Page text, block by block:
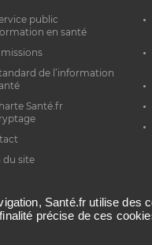
public
en santé
de l’information
Santé.fr
du site
Santé.fr utilise
précise de ces